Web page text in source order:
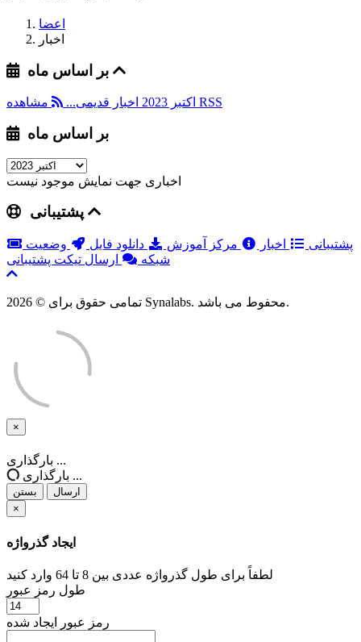
اعضا
اخبار
اکتبر 2023 اخبار قدیمی... مشاهده RSS
بر اساس ماه
اخباری جهت نمایش موجود نیست
پشتیبانی اخبار مرکز آموزش دانلود فایل
وضعیت
شبکه
ارسال تیکت پشتیبانی
تمامی حقوق برای © 2026 Synalabs. محفوط می باشد.
×
بستن
بارگذاری ...
بارگذاری ...
بستن
ارسال
×
ایجاد گذرواژه
لطفاً برای طول گذرواژه عددی بین 8 تا 64 وارد کنید
طول رمز عبور
رمز عبور ایجاد شده